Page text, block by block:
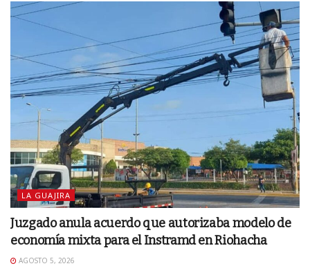
LA GUAJIRA
Juzgado anula acuerdo que autorizaba modelo de
economía mixta para el Instramd en Riohacha
AGOSTO 5, 2026